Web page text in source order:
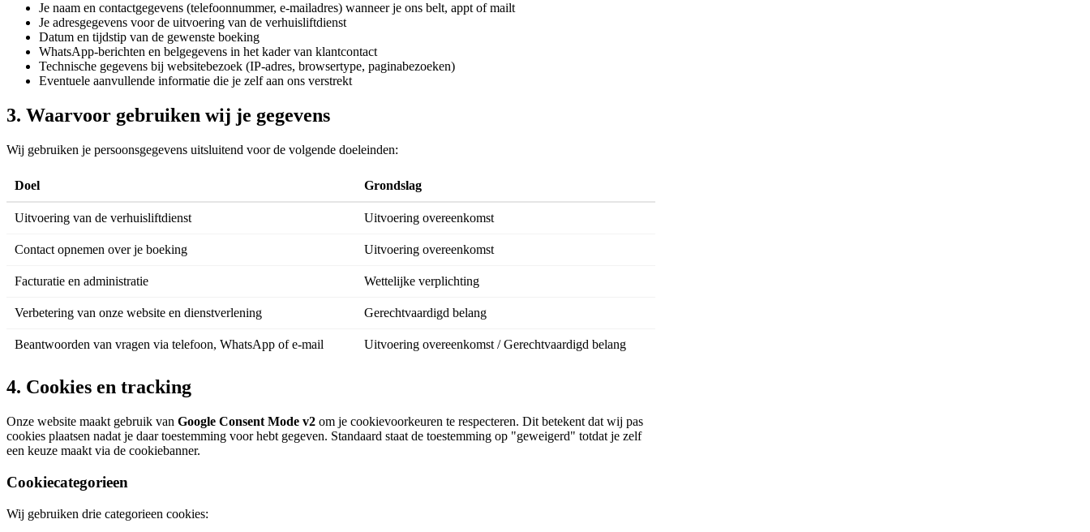
Je naam en contactgegevens (telefoonnummer, e-mailadres) wanneer je ons belt, appt of mailt
Je adresgegevens voor de uitvoering van de verhuisliftdienst
Datum en tijdstip van de gewenste boeking
WhatsApp-berichten en belgegevens in het kader van klantcontact
Technische gegevens bij websitebezoek (IP-adres, browsertype, paginabezoeken)
Eventuele aanvullende informatie die je zelf aan ons verstrekt
3. Waarvoor gebruiken wij je gegevens
Wij gebruiken je persoonsgegevens uitsluitend voor de volgende doeleinden:
Doel Grondslag
Uitvoering van de verhuisliftdienst Uitvoering overeenkomst
Contact opnemen over je boeking Uitvoering overeenkomst
Facturatie en administratie Wettelijke verplichting
Verbetering van onze website en dienstverlening Gerechtvaardigd belang
Beantwoorden van vragen via telefoon, WhatsApp of e-mail Uitvoering overeenkomst / Gerechtvaardigd belang
4. Cookies en tracking
Onze website maakt gebruik van Google Consent Mode v2 om je cookievoorkeuren te respecteren. Dit betekent dat wij pas
cookies plaatsen nadat je daar toestemming voor hebt gegeven. Standaard staat de toestemming op "geweigerd" totdat je zelf
een keuze maakt via de cookiebanner.
Cookiecategorieen
Wij gebruiken drie categorieen cookies: